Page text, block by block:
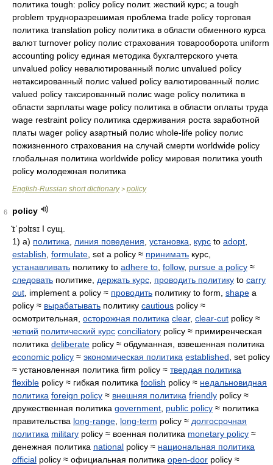
English-Russian short dictionary> policy
6
policy
̈ɪˈpɔlɪsɪ I сущ.
1) а) политика линия поведения установка курс to adopt
establish formulate , set a policy ≈ принимать курс,
устанавливать политику to adhere to follow, pursue a policy ≈
следовать политике, держать курс проводить политику to carry
out , implement a policy ≈ проводить политику to form, shape a
policy ≈ вырабатывать политику cautious policy ≈
осмотрительная, осторожная политика clear, clear-cut policy ≈
четкий политический курс conciliatory policy ≈ примиренческая
политика deliberate policy ≈ обдуманная, взвешенная политика
economic policy ≈ экономическая политика established , set policy
≈ установленная политика firm policy ≈ твердая политика
flexible policy ≈ гибкая политика foolish policy ≈ недальновидная
политика foreign policy ≈ внешняя политика friendly policy ≈
дружественная политика government public policy ≈ политика
правительства long-range long-term policy ≈ долгосрочная
политика military policy ≈ военная политика monetary policy ≈
денежная политика national policy ≈ национальная политика
official policy ≈ официальная политика open-door policy ≈